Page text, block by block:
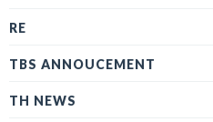
RE
TBS ANNOUCEMENT
TH NEWS